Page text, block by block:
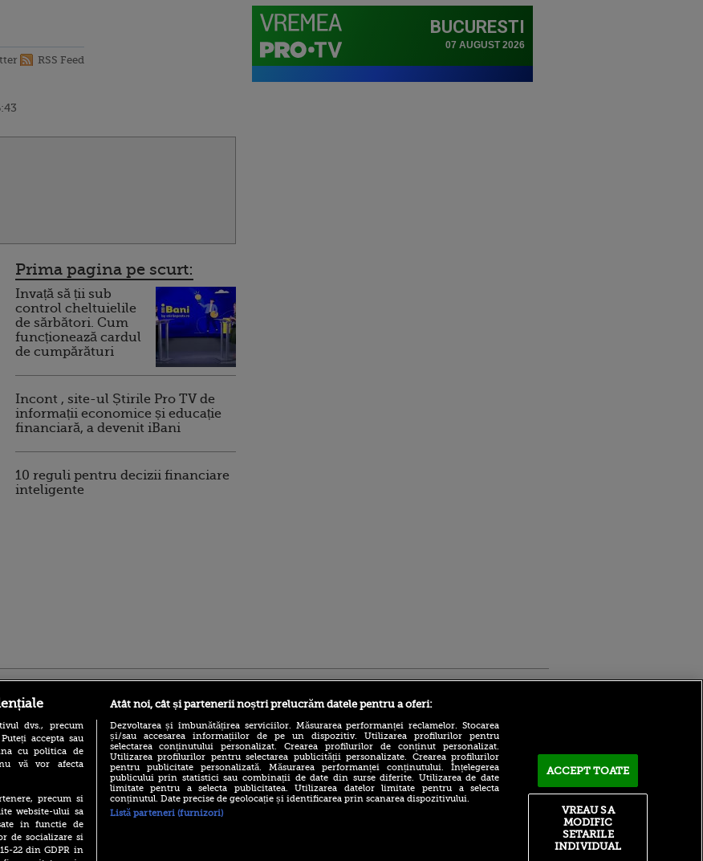
RSS Feed
Prima pagina pe scurt:
Invață să ții sub
control cheltuielile
de sărbători. Cum
funcționează cardul
de cumpărături
Incont , site-ul Știrile Pro TV de
informații economice și educație
financiară, a devenit iBani
10 reguli pentru decizii financiare
inteligente
(P) Descoperă Lumea
Evenimentelor din România
Atmosferă din altă lume la
dvs., precum
accepta sau
cu politica de
vă vor afecta
precum si
website-ului sa
in functie de
de socializare si
22 din GDPR in
Atât noi, cât și partenerii noștri prelucrăm datele pentru a oferi:
Dezvoltarea și îmbunătățirea serviciilor. Măsurarea performanței reclamelor. Stocarea
și/sau accesarea informațiilor de pe un dispozitiv. Utilizarea profilurilor pentru
selectarea conținutului personalizat. Crearea profilurilor de conținut personalizat.
Utilizarea profilurilor pentru selectarea publicității personalizate. Crearea profilurilor
pentru publicitate personalizată. Măsurarea performanței conținutului. Înțelegerea
publicului prin statistici sau combinații de date din surse diferite. Utilizarea de date
limitate pentru a selecta publicitatea. Utilizarea datelor limitate pentru a selecta
conținutul. Date precise de geolocație și identificarea prin scanarea dispozitivului.
Listă parteneri (furnizori)
ACCEPT TOATE
VREAU SA
MODIFIC
SETARILE
INDIVIDUAL